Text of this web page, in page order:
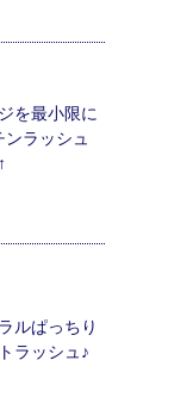
を最小限に
ンラッシュ
ルぱっちり
ラッシュ♪